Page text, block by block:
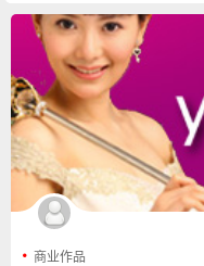
商业作品